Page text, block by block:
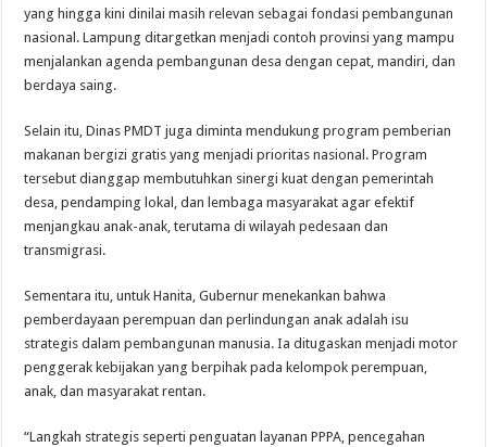
yang hingga kini dinilai masih relevan sebagai fondasi pembangunan
nasional. Lampung ditargetkan menjadi contoh provinsi yang mampu
menjalankan agenda pembangunan desa dengan cepat, mandiri, dan
berdaya saing.
Selain itu, Dinas PMDT juga diminta mendukung program pemberian
makanan bergizi gratis yang menjadi prioritas nasional. Program
tersebut dianggap membutuhkan sinergi kuat dengan pemerintah
desa, pendamping lokal, dan lembaga masyarakat agar efektif
menjangkau anak-anak, terutama di wilayah pedesaan dan
transmigrasi.
Sementara itu, untuk Hanita, Gubernur menekankan bahwa
pemberdayaan perempuan dan perlindungan anak adalah isu
strategis dalam pembangunan manusia. Ia ditugaskan menjadi motor
penggerak kebijakan yang berpihak pada kelompok perempuan,
anak, dan masyarakat rentan.
“Langkah strategis seperti penguatan layanan PPPA, pencegahan